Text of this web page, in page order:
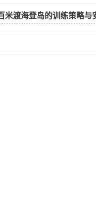
米渡海登岛的训练策略与